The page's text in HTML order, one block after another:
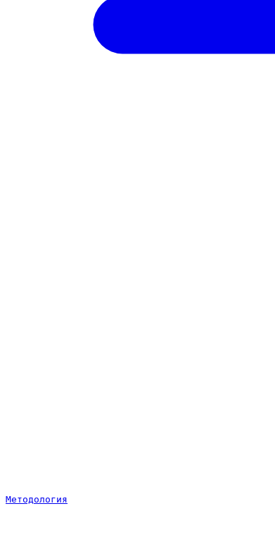
Методология